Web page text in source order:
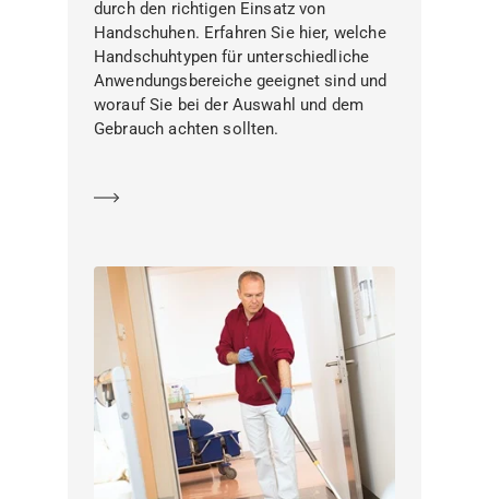
durch den richtigen Einsatz von
Handschuhen. Erfahren Sie hier, welche
Handschuhtypen für unterschiedliche
Anwendungsbereiche geeignet sind und
worauf Sie bei der Auswahl und dem
Gebrauch achten sollten.